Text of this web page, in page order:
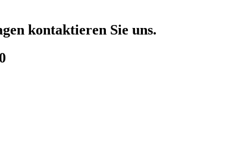
kontaktieren Sie uns.